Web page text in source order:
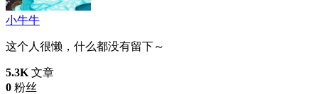
小牛牛
这个人很懒，什么都没有留下～
5.3K 文章
0 粉丝